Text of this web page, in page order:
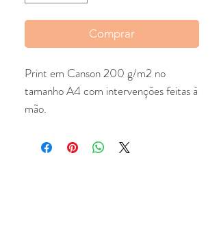
Comprar
Print em Canson 200 g/m2 no
tamanho A4 com intervenções feitas à
mão.